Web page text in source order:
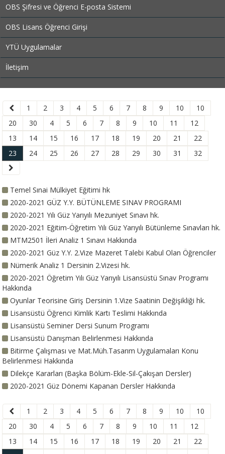
OBS Şifresi ve Öğrenci E-posta Sistemi
OBS Lisans Öğrenci Girişi
YTÜ Uygulamalar
İletişim
1 2 3 4 5 6 7 8 9 10
10
20
30 4 5 6 7 8 9 10 11
12
13
14 15 16 17 18 19 20 21
22
23
24 25 26 27 28 29 30 31 32
Temel Sınai Mülkiyet Eğitimi hk
2020-2021 GÜZ Y.Y. BÜTÜNLEME SINAV PROGRAMI
2020-2021 Yılı Güz Yarıyılı Mezuniyet Sınavı hk.
2020-2021 Eğitim-Öğretim Yılı Güz Yarıyılı Bütünleme Sınavları hk.
MTM2501 İleri Analiz 1 Sınavı Hakkında
2020-2021 Güz Y.Y. 2.Vize Mazeret Talebi Kabul Olan Öğrenciler
Nümerik Analiz 1 Dersinin 2.Vizesi hk.
2020-2021 Öğretim Yılı Güz Yarıyılı Lisansüstü Sınav Programı
Hakkında
Oyunlar Teorisine Giriş Dersinin 1.Vize Saatinin Değişikliği hk.
Lisansüstü Öğrenci Kimlik Kartı Teslimi Hakkında
Lisansüstü Seminer Dersi Sunum Programı
Lisansüstü Danışman Belirlenmesi Hakkında
Bitirme Çalışması ve Mat.Müh.Tasarım Uygulamaları Konu
Belirlenmesi Hakkında
Dilekçe Kararları (Başka Bölüm-Ekle-Sil-Çakışan Dersler)
2020-2021 Güz Dönemi Kapanan Dersler Hakkında
1 2 3 4 5 6 7 8 9 10
10
20
30 4 5 6 7 8 9 10 11
12
13
14 15 16 17 18 19 20 21
22